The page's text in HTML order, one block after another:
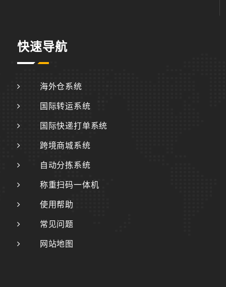
快速导航
海外仓系统
国际转运系统
国际快递打单系统
跨境商城系统
自动分拣系统
称重扫码一体机
使用帮助
常见问题
网站地图